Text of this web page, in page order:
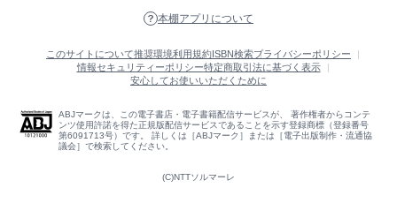
本棚アプリについて
このサイトについて推奨環境利用規約 ISBN検索プライバシーポリシー
情報セキュリティーポリシー特定商取引法に基づく表示
安心してお使いいただくために
ABJマークは、この電子書店・電子書籍配信サービスが、 著作権者からコンテ
ンツ使用許諾を得た正規版配信サービスであることを示す登録商標（登録番号
第6091713号）です。 詳しくは［ABJマーク］または［電子出版制作・流通協
議会］で検索してください。
(C)NTTソルマーレ